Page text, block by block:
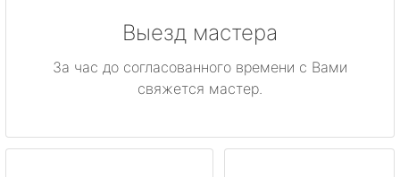
Выезд мастера
За час до согласованного времени с Вами
свяжется мастер.